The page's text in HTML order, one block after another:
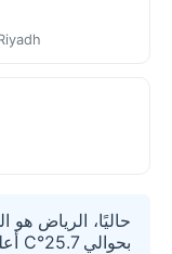
حاليًا، الرياض
بحوالي 25.7°C أعلى من ملبورن.